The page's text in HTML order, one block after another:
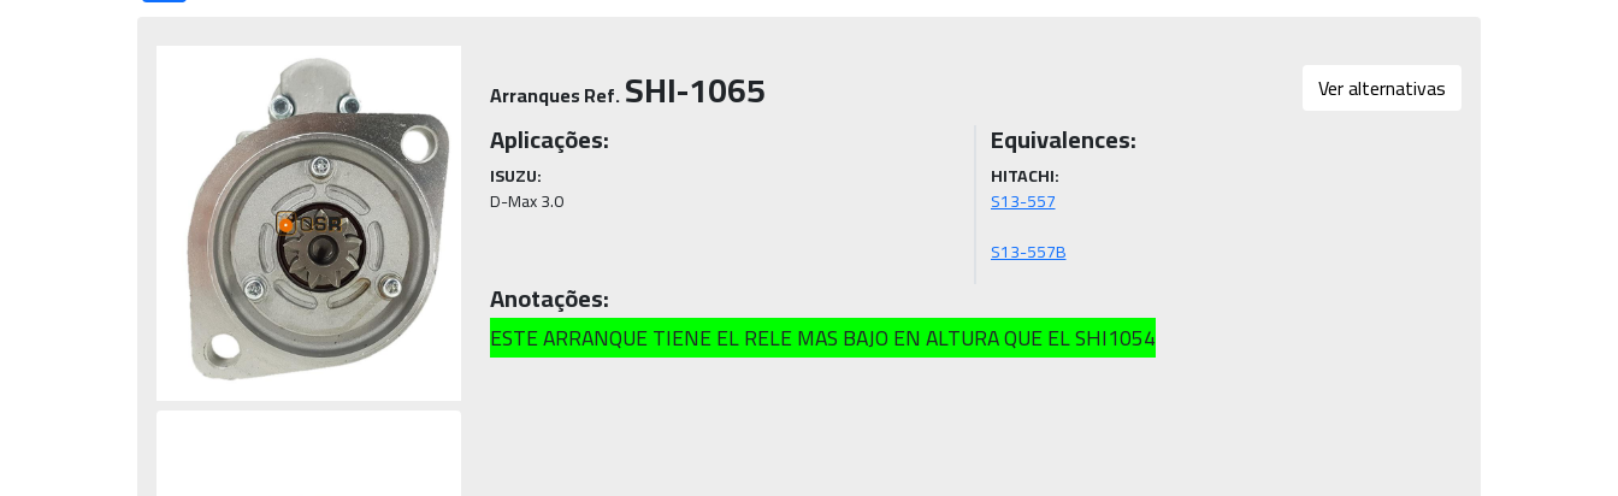
Arranques Ref.SHI-1065 Ver alternativas
Aplicações:
ISUZU:
D-Max 3.0
Equivalences:
HITACHI:
S13-557
S13-557B
Anotações:
ESTE ARRANQUE TIENE EL RELE MAS BAJO EN ALTURA QUE EL SHI1054